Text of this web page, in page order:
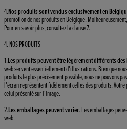
4.Nos produits sont vendus exclusivement en
promotion de nos produits en Belgique.
Pour en savoir plus, consultez la clause 7.
4. NOS PRODUITS
1.Les produits peuvent être légèrement différents
web servent essentiellement d'illustrations. Bien que
produits le plus précisément possible, nous ne pouvons
l'écran représentent fidèlement celles des produits.
celui présenté sur l'image.
2.Les emballages peuvent varier. Les emballages
web.